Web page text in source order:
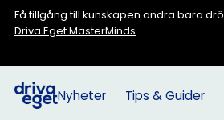
Få tillgång till kunskapen andra bara
Driva Eget MasterMinds
Nyheter Tips & Guider